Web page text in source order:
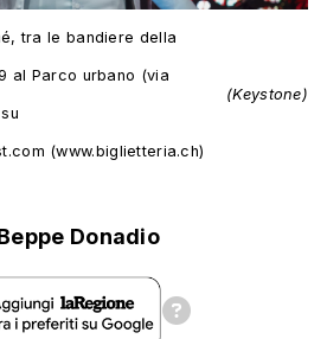
tra le bandiere della
al Parco urbano (via
(www.biglietteria.ch)
(Keystone)
Donadio